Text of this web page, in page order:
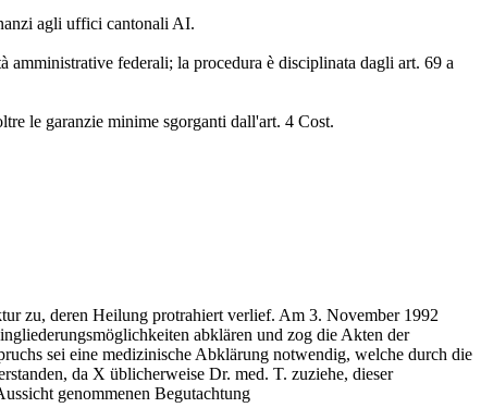
agli uffici cantonali AI.
federali; la procedura è disciplinata dagli art. 69 a
le garanzie minime sgorganti dall'art. 4 Cost.
zu, deren Heilung protrahiert verlief. Am 3. November 1992
abklären und zog die Akten der
sei eine medizinische Abklärung notwendig, welche durch die
da X üblicherweise Dr. med. T. zuziehe, dieser
genommenen Begutachtung